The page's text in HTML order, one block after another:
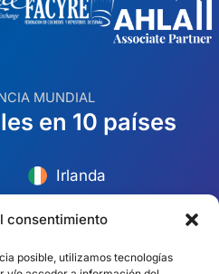
consentimiento
posible, utilizamos tecnologías
MUNDIAL
en 10 países
Irlanda
Polonia
Australia